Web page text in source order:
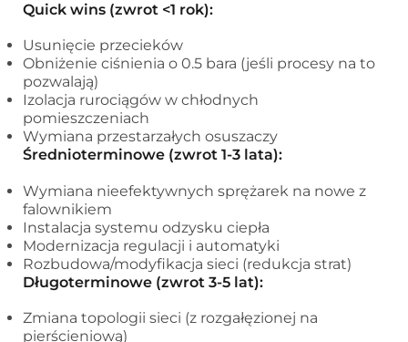
Quick wins (zwrot <1 rok):
Usunięcie przecieków
Obniżenie ciśnienia o 0.5 bara (jeśli procesy na to
pozwalają)
Izolacja rurociągów w chłodnych
pomieszczeniach
Wymiana przestarzałych osuszaczy
Średnioterminowe (zwrot 1-3 lata):
Wymiana nieefektywnych sprężarek na nowe z
falownikiem
Instalacja systemu odzysku ciepła
Modernizacja regulacji i automatyki
Rozbudowa/modyfikacja sieci (redukcja strat)
Długoterminowe (zwrot 3-5 lat):
Zmiana topologii sieci (z rozgałęzionej na
pierścieniową)